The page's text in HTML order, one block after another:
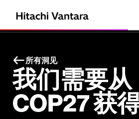
所有洞见
我们需要从
COP27 获